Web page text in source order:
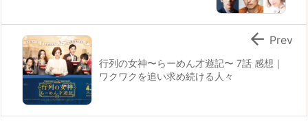
行列の女神〜らーめん才遊記〜 7話 感想｜
ワクワクを追い求め続ける人々
 Prev